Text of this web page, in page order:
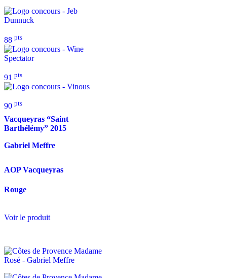
88 pts
91 pts
90 pts
Vacqueyras “Saint
Barthélémy” 2015
Gabriel Meffre
AOP Vacqueyras
Rouge
Voir le produit